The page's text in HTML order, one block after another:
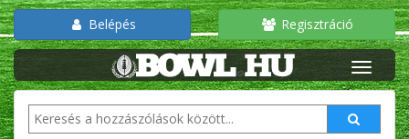
Belépés Regisztráció